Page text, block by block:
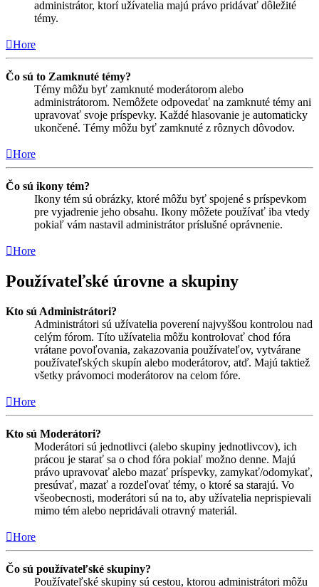
administrátor, ktorí užívatelia majú právo pridávať dôležité
témy.
Hore
Čo sú to Zamknuté témy?
Témy môžu byť zamknuté moderátorom alebo
administrátorom. Nemôžete odpovedať na zamknuté témy ani
upravovať svoje príspevky. Každé hlasovanie je automaticky
ukončené. Témy môžu byť zamknuté z rôznych dôvodov.
Hore
Čo sú ikony tém?
Ikony tém sú obrázky, ktoré môžu byť spojené s príspevkom
pre vyjadrenie jeho obsahu. Ikony môžete používať iba vtedy
pokiaľ vám nastavil administrátor príslušné oprávnenie.
Hore
Používateľské úrovne a skupiny
Kto sú Administrátori?
Administrátori sú užívatelia poverení najvyššou kontrolou nad
celým fórom. Títo užívatelia môžu kontrolovať chod fóra
vrátane povoľovania, zakazovania používateľov, vytvárane
používateľských skupín alebo moderátorov, atď. Majú taktiež
všetky právomoci moderátorov na celom fóre.
Hore
Kto sú Moderátori?
Moderátori sú jednotlivci (alebo skupiny jednotlivcov), ich
prácou je starať sa o chod fóra pokiaľ možno denne. Majú
právo upravovať alebo mazať príspevky, zamykať/odomykať,
presúvať, mazať a rozdeľovať témy, o ktoré sa starajú. Vo
všeobecnosti, moderátori sú na to, aby užívatelia neprispievali
mimo tém alebo nepridávali otravný materiál.
Hore
Čo sú používateľské skupiny?
Používateľské skupiny sú cestou, ktorou administrátori môžu